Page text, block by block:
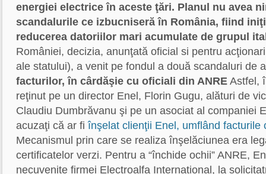
energiei electrice în aceste ţări. Planul nu avea
scandalurile ce izbucniseră în România, fiind
reducerea datoriilor mari acumulate de grupul
României, decizia, anunţată oficial si pentru
ale statului), a venit pe fondul a două scandaluri de
facturilor, în cârdăşie cu oficiali din ANRE Astfel,
reţinut pe un director Enel, Florin Gugu, alături de
Claudiu Dumbrăvanu şi pe un asociat al companiei
acuzaţi că ar fiînşelat clienţii Enel, umflând facturile
Mecanismul prin care se realiza înşelăciunea era
certificatelor verzi. Pentru a “închide ochii” ANRE,
necuvenite firmei Electroalfa International, la